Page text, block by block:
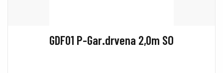
GDF01 P-Gar.drvena 2,0m SO